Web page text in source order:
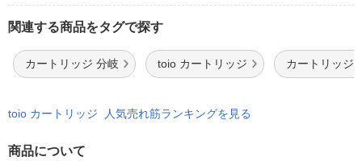
関連する商品をタグで探す
カートリッジ 分岐 toio カートリッジ カートリッジ
toio カートリッジ 人気売れ筋ランキングを見る
商品について